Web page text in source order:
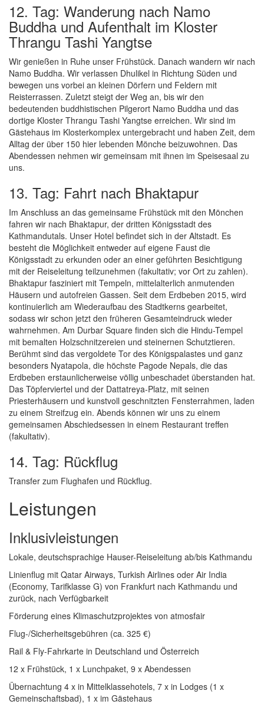
12. Tag: Wanderung nach Namo
Buddha und Aufenthalt im Kloster
Thrangu Tashi Yangtse
Wir genießen in Ruhe unser Frühstück. Danach wandern wir nach
Namo Buddha. Wir verlassen Dhulikel in Richtung Süden und
bewegen uns vorbei an kleinen Dörfern und Feldern mit
Reisterrassen. Zuletzt steigt der Weg an, bis wir den
bedeutenden buddhistischen Pilgerort Namo Buddha und das
dortige Kloster Thrangu Tashi Yangtse erreichen. Wir sind im
Gästehaus im Klosterkomplex untergebracht und haben Zeit, dem
Alltag der über 150 hier lebenden Mönche beizuwohnen. Das
Abendessen nehmen wir gemeinsam mit ihnen im Speisesaal zu
uns.
13. Tag: Fahrt nach Bhaktapur
Im Anschluss an das gemeinsame Frühstück mit den Mönchen
fahren wir nach Bhaktapur, der dritten Königsstadt des
Kathmandutals. Unser Hotel befindet sich in der Altstadt. Es
besteht die Möglichkeit entweder auf eigene Faust die
Königsstadt zu erkunden oder an einer geführten Besichtigung
mit der Reiseleitung teilzunehmen (fakultativ; vor Ort zu zahlen).
Bhaktapur fasziniert mit Tempeln, mittelalterlich anmutenden
Häusern und autofreien Gassen. Seit dem Erdbeben 2015, wird
kontinuierlich am Wiederaufbau des Stadtkerns gearbeitet,
sodass wir schon jetzt den früheren Gesamteindruck wieder
wahrnehmen. Am Durbar Square finden sich die Hindu-Tempel
mit bemalten Holzschnitzereien und steinernen Schutztieren.
Berühmt sind das vergoldete Tor des Königspalastes und ganz
besonders Nyatapola, die höchste Pagode Nepals, die das
Erdbeben erstaunlicherweise völlig unbeschadet überstanden hat.
Das Töpferviertel und der Dattatreya-Platz, mit seinen
Priesterhäusern und kunstvoll geschnitzten Fensterrahmen, laden
zu einem Streifzug ein. Abends können wir uns zu einem
gemeinsamen Abschiedsessen in einem Restaurant treffen
(fakultativ).
14. Tag: Rückflug
Transfer zum Flughafen und Rückflug.
Leistungen
Inklusivleistungen
Lokale, deutschsprachige Hauser-Reiseleitung ab/bis Kathmandu
Linienflug mit Qatar Airways, Turkish Airlines oder Air India
(Economy, Tarifklasse G) von Frankfurt nach Kathmandu und
zurück, nach Verfügbarkeit
Förderung eines Klimaschutzprojektes von atmosfair
Flug-/Sicherheitsgebühren (ca. 325 €)
Rail & Fly-Fahrkarte in Deutschland und Österreich
12 x Frühstück, 1 x Lunchpaket, 9 x Abendessen
Übernachtung 4 x in Mittelklassehotels, 7 x in Lodges (1 x
Gemeinschaftsbad), 1 x im Gästehaus